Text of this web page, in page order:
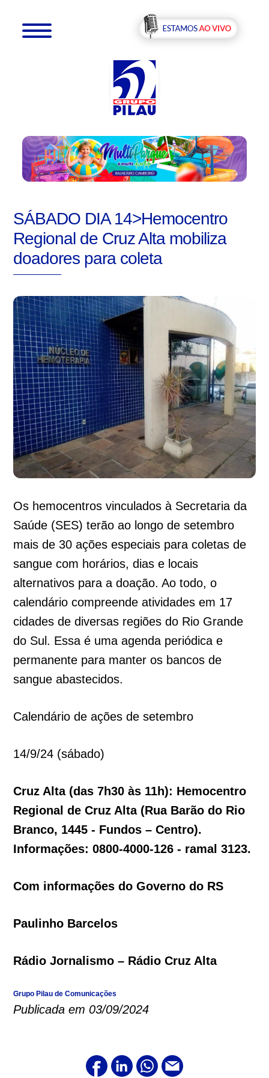
SÁBADO DIA 14>Hemocentro
Regional de Cruz Alta mobiliza
doadores para coleta
Os hemocentros vinculados à Secretaria da
Saúde (SES) terão ao longo de setembro
mais de 30 ações especiais para coletas de
sangue com horários, dias e locais
alternativos para a doação. Ao todo, o
calendário compreende atividades em 17
cidades de diversas regiões do Rio Grande
do Sul. Essa é uma agenda periódica e
permanente para manter os bancos de
sangue abastecidos.
Calendário de ações de setembro
14/9/24 (sábado)
Cruz Alta (das 7h30 às 11h): Hemocentro
Regional de Cruz Alta (Rua Barão do Rio
Branco, 1445 - Fundos – Centro).
Informações: 0800-4000-126 - ramal 3123.
Com informações do Governo do RS
Paulinho Barcelos
Rádio Jornalismo – Rádio Cruz Alta
Grupo Pilau de Comunicações
Publicada em 03/09/2024